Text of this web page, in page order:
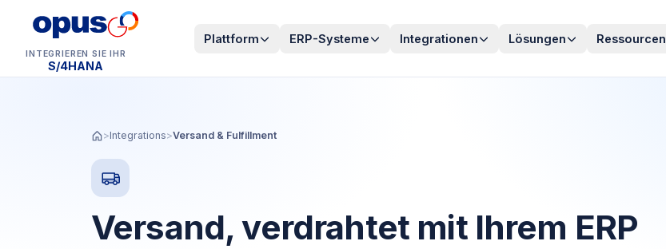
INTEGRIEREN SIE IHR
Dynamics 365 BC
Plattform ERP-Systeme Integrationen Lösungen Ressourcen
>Integrations>Versand & Fulfillment
Versand, verdrahtet mit Ihrem ERP